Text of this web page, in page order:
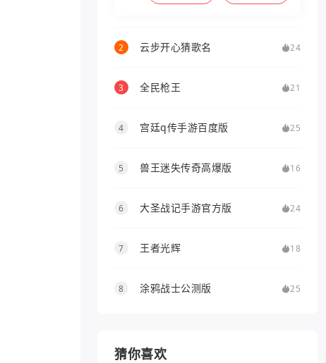
2 云步开心猜歌名 24
3 全民枪王 21
4 宫廷q传手游百度版 25
5 兽王迷失传奇高爆版 16
6 大圣战记手游官方版 24
7 王者光辉 18
8 涂鸦战士公测版 25
猜你喜欢